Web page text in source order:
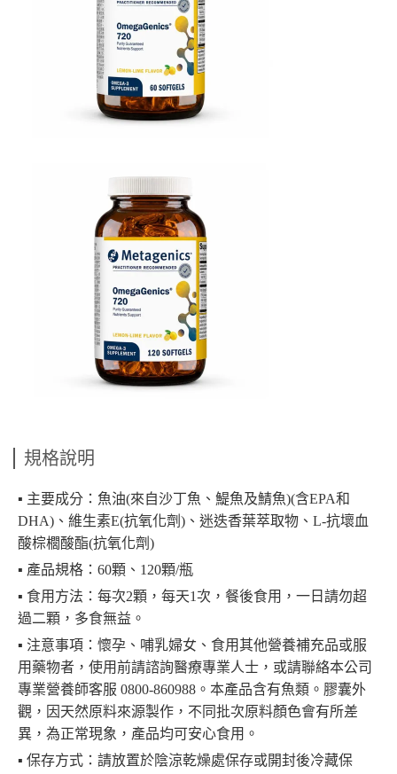
規格說明
▪︎ 主要成分：魚油(來自沙丁魚、鯷魚及鯖魚)(含EPA和
DHA)、維生素E(抗氧化劑)、迷迭香葉萃取物、L-抗壞血
酸棕櫚酸酯(抗氧化劑)
▪︎ 產品規格：60顆、120顆/瓶
▪︎ 食用方法：每次2顆，每天1次，餐後食用，一日請勿超
過二顆，多食無益。
▪︎ 注意事項：懷孕、哺乳婦女、食用其他營養補充品或服
用藥物者，使用前請諮詢醫療專業人士，或請聯絡本公司
專業營養師客服 0800-860988。本產品含有魚類。膠囊外
觀，因天然原料來源製作，不同批次原料顏色會有所差
異，為正常現象，產品均可安心食用。
▪︎ 保存方式：請放置於陰涼乾燥處保存或開封後冷藏保